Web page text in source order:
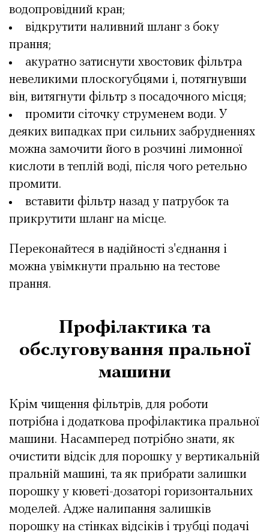
водопровідний кран;
відкрутити наливний шланг з боку
прання;
акуратно затиснути хвостовик фільтра
невеликими плоскогубцями і, потягнувши
він, витягнути фільтр з посадочного місця;
промити сіточку струменем води. У
деяких випадках при сильних забрудненнях
можна замочити його в розчині лимонної
кислоти в теплій воді, після чого ретельно
промити.
вставити фільтр назад у патрубок та
прикрутити шланг на місце.
Переконайтеся в надійності з'єднання і
можна увімкнути пральню на тестове
прання.
Профілактика та
обслуговування пральної
машини
Крім чищення фільтрів, для роботи
потрібна і додаткова профілактика пральної
машини. Насамперед потрібно знати, як
очистити відсік для порошку у вертикальній
пральній машині, та як прибрати залишки
порошку у кюветі-дозаторі горизонтальних
моделей. Адже налипання залишків
порошку на стінках відсіків і трубці подачі